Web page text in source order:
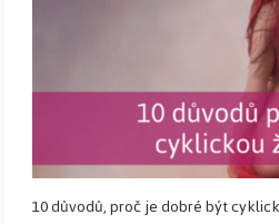
10 důvodů, proč je dobré být